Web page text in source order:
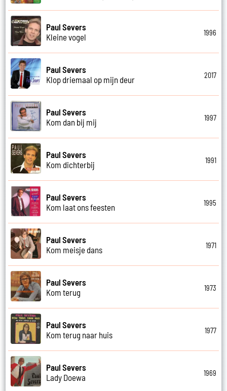
Paul Severs
Kleine vogel
1996
Paul Severs
Klop driemaal op mijn deur
2017
Paul Severs
Kom dan bij mij
1997
Paul Severs
Kom dichterbij
1991
Paul Severs
Kom laat ons feesten
1995
Paul Severs
Kom meisje dans
1971
Paul Severs
Kom terug
1973
Paul Severs
Kom terug naar huis
1977
Paul Severs
Lady Doewa
1969